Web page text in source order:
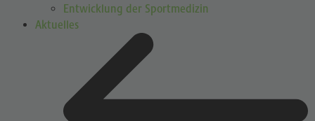
Entwicklung der Sportmedizin
Aktuelles